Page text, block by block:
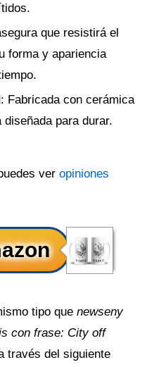
que resistirá el
forma y apariencia
: Fabricada con cerámica
para durar.
ver opiniones
tipo que newseny
con frase: City off
través del siguiente